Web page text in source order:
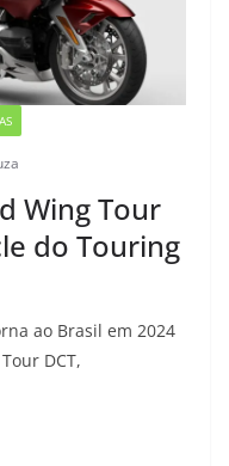
Wing Tour
do Touring
ao Brasil em 2024
DCT,